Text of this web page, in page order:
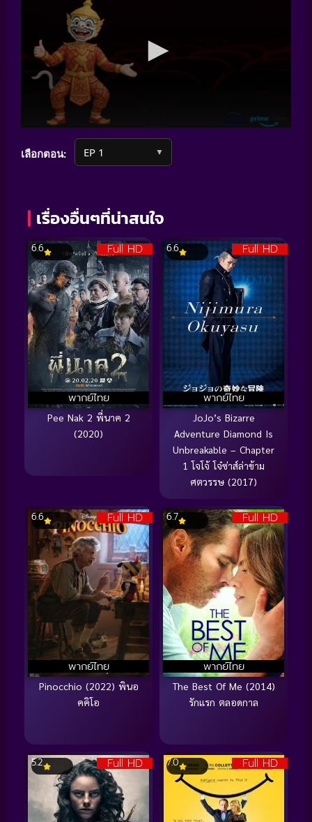
เลือกตอน: ▼
เรื่องอื่นๆที่น่าสนใจ
Full HD
พากย์ไทย
6.6
Pee Nak 2 พี่นาค 2
(2020)
Full HD
พากย์ไทย
6.6
JoJo’s Bizarre
Adventure Diamond Is
Unbreakable – Chapter
1 โจโจ้ โจ๋ซ่าส์ล่าข้าม
ศตวรรษ (2017)
Full HD
พากย์ไทย
6.6
Pinocchio (2022) พินอ
คคิโอ
Full HD
พากย์ไทย
6.7
The Best Of Me (2014)
รักแรก ตลอดกาล
Full HD
5.2 Full HD
7.0